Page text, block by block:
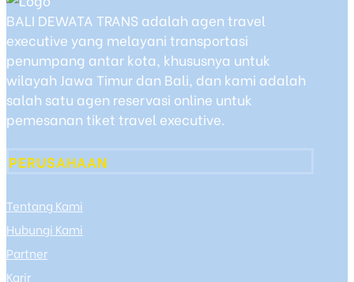
BALI DEWATA TRANS adalah agen travel
executive yang melayani transportasi
penumpang antar kota, khususnya untuk
wilayah Jawa Timur dan Bali, dan kami adalah
salah satu agen reservasi online untuk
pemesanan tiket travel executive.
PERUSAHAAN
Tentang Kami
Hubungi Kami
Partner
Karir